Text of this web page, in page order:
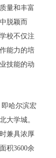
量和丰富
脱颖而
校不仅注
能力的培
技能的动
即哈尔滨宏
大学城。
兼具浓厚
积3600余